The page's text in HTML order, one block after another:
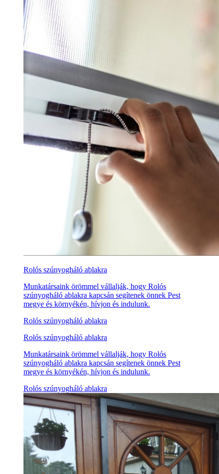
Rolós szúnyogháló ablakra
Munkatársaink örömmel vállalják, hogy Rolós
szúnyogháló ablakra kapcsán segítenek önnek Pest
megye és környékén, hívjon és indulunk.
Rolós szúnyogháló ablakra
Rolós szúnyogháló ablakra
Munkatársaink örömmel vállalják, hogy Rolós
szúnyogháló ablakra kapcsán segítenek önnek Pest
megye és környékén, hívjon és indulunk.
Rolós szúnyogháló ablakra